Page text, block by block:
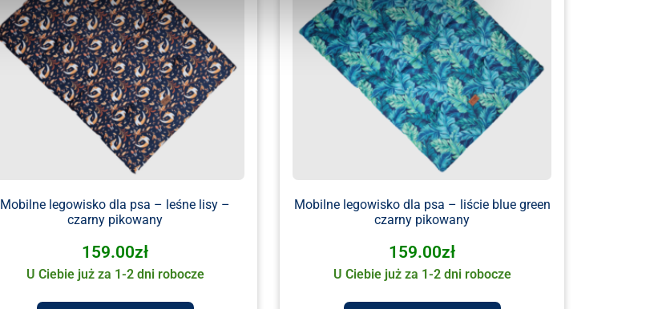
Mobilne legowisko dla psa – leśne lisy –
czarny pikowany
159.00zł
U Ciebie już za 1-2 dni robocze
Mobilne legowisko dla psa – liście blue green
czarny pikowany
159.00zł
U Ciebie już za 1-2 dni robocze